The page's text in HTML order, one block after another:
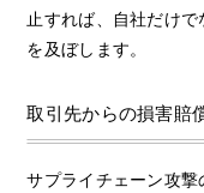
止すれば、自社だけ
を及ぼします。
取引先からの損害賠
サプライチェーン攻